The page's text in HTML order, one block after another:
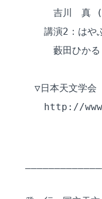
吉川　真 (宇
講演2：はやぶ
藪田ひかる (
▽日本天文学会
http://